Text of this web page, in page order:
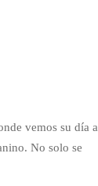
vemos su día a
No solo se